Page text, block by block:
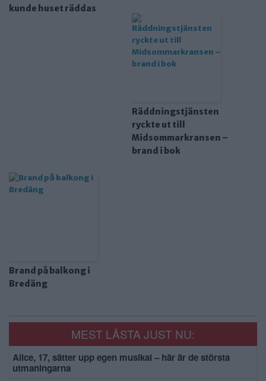
kunde huset räddas
Räddningstjänsten
ryckte ut till
Midsommarkransen –
brand i bok
Brand på balkong i
Bredäng
MEST LÄSTA JUST NU:
Alice, 17, sätter upp egen musikal – här är de största
utmaningarna